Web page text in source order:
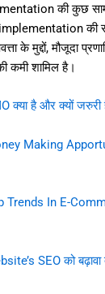
की कुछ
की
के मुद्दों, मौजूदा
कमी शामिल है।
क्या है और क्यों जरुरी
Making
Trends In E-
SEO को बढ़ावा